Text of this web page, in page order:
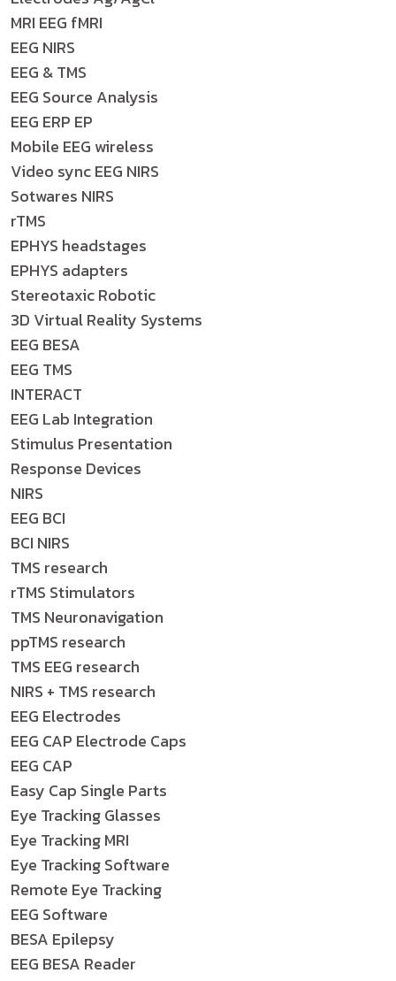
MRI EEG fMRI
EEG NIRS
EEG & TMS
EEG Source Analysis
EEG ERP EP
Mobile EEG wireless
Video sync EEG NIRS
Sotwares NIRS
rTMS
EPHYS headstages
EPHYS adapters
Stereotaxic Robotic
3D Virtual Reality Systems
EEG BESA
EEG TMS
INTERACT
EEG Lab Integration
Stimulus Presentation
Response Devices
NIRS
EEG BCI
BCI NIRS
TMS research
rTMS Stimulators
TMS Neuronavigation
ppTMS research
TMS EEG research
NIRS + TMS research
EEG Electrodes
EEG CAP Electrode Caps
EEG CAP
Easy Cap Single Parts
Eye Tracking Glasses
Eye Tracking MRI
Eye Tracking Software
Remote Eye Tracking
EEG Software
BESA Epilepsy
EEG BESA Reader